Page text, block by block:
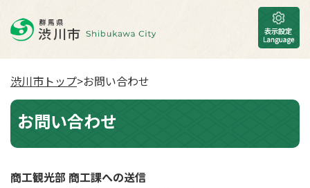
渋川市トップ>お問い合わせ
お問い合わせ
商工観光部 商工課への送信